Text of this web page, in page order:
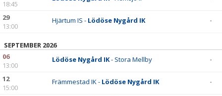
18:45
29
13:00
Hjärtum IS - Lödöse Nygård IK -
SEPTEMBER 2026
06
13:00
Lödöse Nygård IK- Stora Mellby -
12
15:00
Främmestad IK - Lödöse Nygård IK -